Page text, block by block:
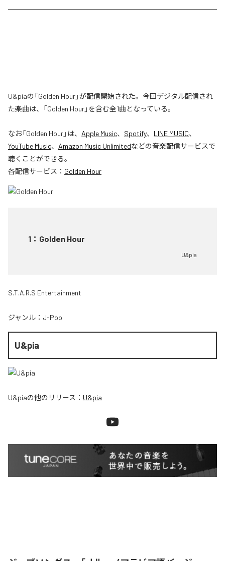
U&piaの「Golden Hour」が配信開始された。今回デジタル配信され
た楽曲は、「Golden Hour」を含む全1曲となっている。
なお「Golden Hour」は、 Apple Music、 Spotify、 LINE MUSIC、
YouTube Music、 Amazon Music Unlimitedなどの音楽配信サービスで
聴くことができる。
各配信サービス： Golden Hour
1 ： Golden Hour
U&pia
S.T.A.R.S Entertainment
ジャンル： J-Pop
U&pia
U&piaの他のリリース： U&pia